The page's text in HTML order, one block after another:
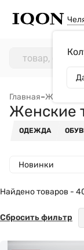
Главная–
Женские
ОДЕЖДА
Новинки
Найдено товаров -
Сбросить фильтр